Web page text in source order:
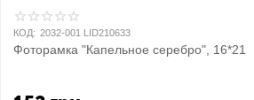
КОД: 2032-001 LID210633
Фоторамка "Капельное серебро", 16*21